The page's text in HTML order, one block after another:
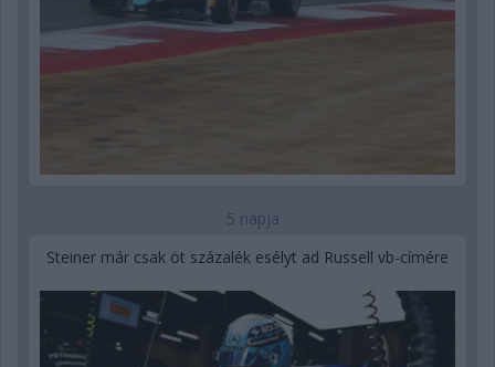
5 napja
Steiner már csak öt százalék esélyt ad Russell vb-címére